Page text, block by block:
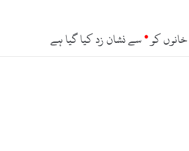
ی
کو*سے نشان زد کیا گیا ہے